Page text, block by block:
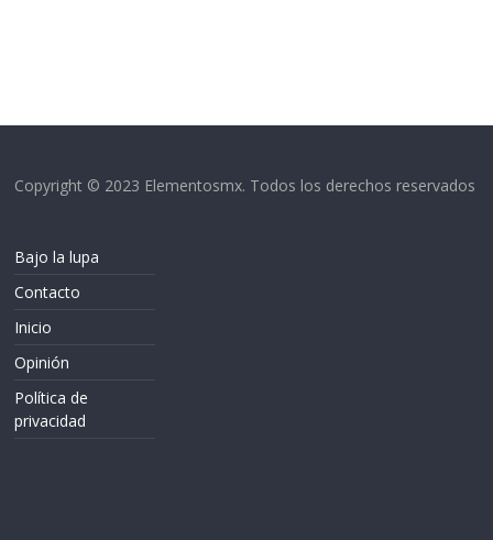
Copyright © 2023 Elementosmx. Todos los derechos reservados
Bajo la lupa
Contacto
Inicio
Opinión
Política de
privacidad